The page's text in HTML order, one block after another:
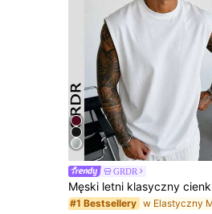
GRDR
#1 Bestsellery